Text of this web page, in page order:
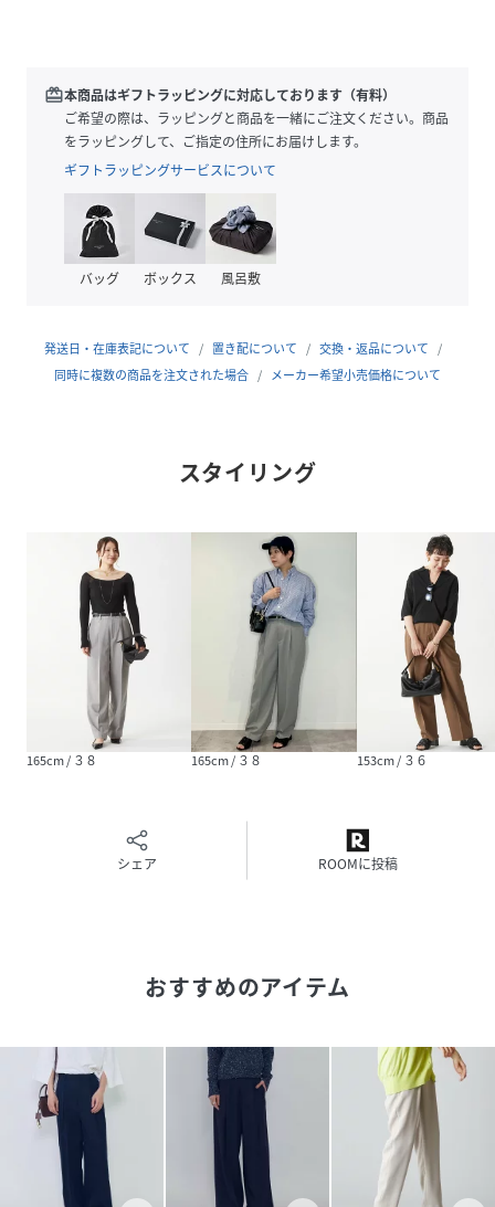
ブラウスやシャツと合わせたオフィススタイルはもちろん、
プリントTシャツとのカジュアルな着こなしもおすすめ。
オン・オフ問わず頼れる一本です。
【お取り扱い】
手洗い可
※詳細は洗濯表示をご確認くださいませ。
裏地：なし
伸縮性：なし
性別タイプ
原産国
ポリエステル100%
RJ2915_B1062AFP056
B1062AFP056-03-36 RJ2915
redeem本商品はギフトラッピングに対応しております（有料）
ご希望の際は、ラッピングと商品を一緒にご注文ください。商品
をラッピングして、ご指定の住所にお届けします。
ギフトラッピングサービスについて
バッグ ボックス 風呂敷
発送日・在庫表記について 置き配について
交換・返品について
同時に複数の商品を注文された場合
メーカー希望小売価格について
スタイリング
165cm / ３８ 165cm / ３８ 153cm / ３６
シェア ROOMに投稿
おすすめのアイテム